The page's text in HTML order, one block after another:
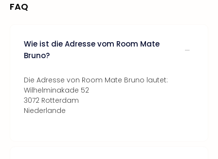
FAQ
Wie ist die Adresse vom Room Mate
Bruno?
Die Adresse von Room Mate Bruno lautet:
Wilhelminakade 52
3072 Rotterdam
Niederlande